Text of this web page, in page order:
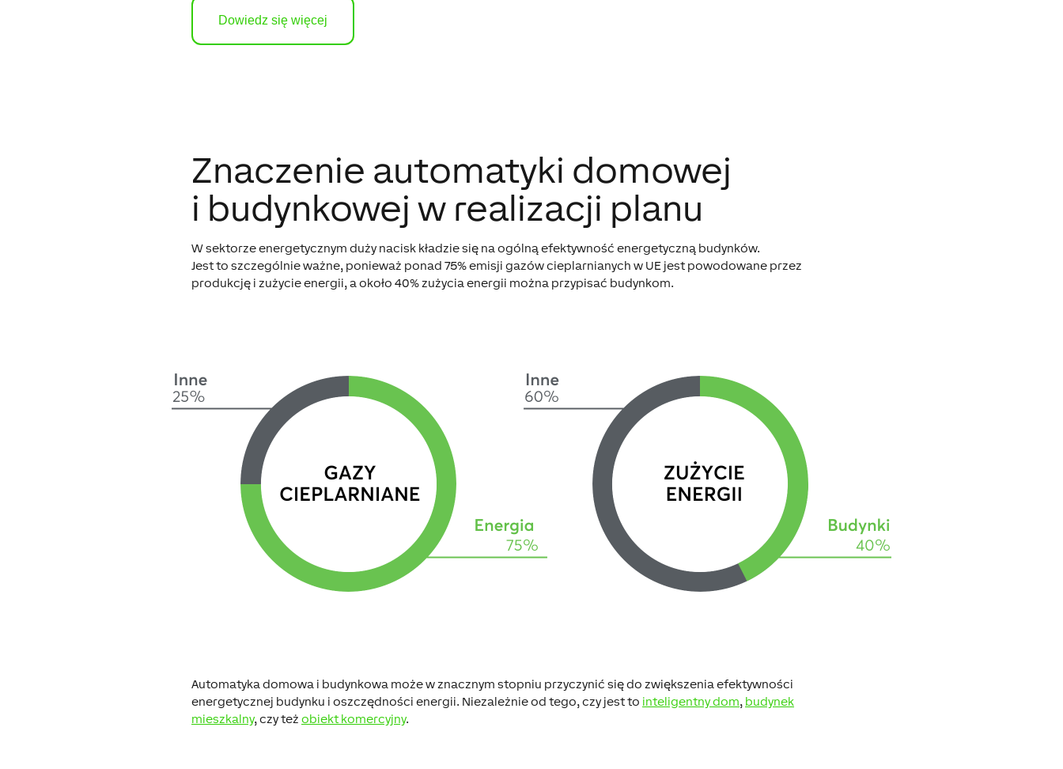
Dowiedz się więcej
Znaczenie automatyki domowej
i budynkowej w realizacji planu
W sektorze energetycznym duży nacisk kładzie się na ogólną efektywność energetyczną budynków.
Jest to szczególnie ważne, ponieważ ponad 75% emisji gazów cieplarnianych w UE jest powodowane przez
produkcję i zużycie energii, a około 40% zużycia energii można przypisać budynkom.
Automatyka domowa i budynkowa może w znacznym stopniu przyczynić się do zwiększenia efektywności
energetycznej budynku i oszczędności energii. Niezależnie od tego, czy jest to inteligentny dom, budynek
mieszkalny, czy też obiekt komercyjny.